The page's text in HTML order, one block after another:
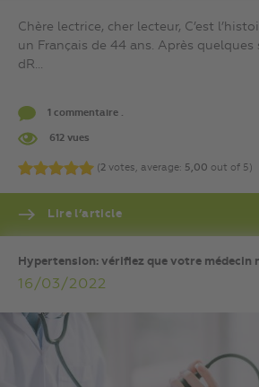
Chère lectrice, cher lecteur, C’est
un Français de 44 ans. Après
dR...
1 commentaire .
612 vues
(2 votes, average: 5,00 out of 5)
Lire l’article
Hypertension: vérifiez que votre médecin
16/03/2022